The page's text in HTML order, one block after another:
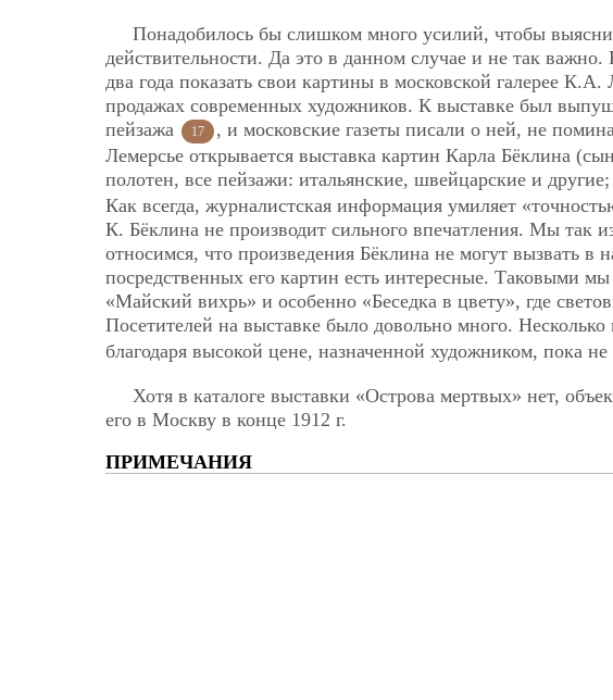
Понадобилось бы слишком много усилий, чтобы
действительности. Да это в данном случае и не так
два года показать свои картины в московской галерее
продажах современных художников. К выставке был
пейзажа
17
, и московские газеты писали о ней, не
Лемерсье открывается выставка картин Карла Бёклина
полотен, все пейзажи: итальянские, швейцарские и
Как всегда, журналистская информация умиляет
К. Бёклина не производит сильного впечатления. Мы так
относимся, что произведения Бёклина не могут вызвать в
посредственных его картин есть интересные. Таковыми
«Майский вихрь» и особенно «Беседка в цвету», где
Посетителей на выставке было довольно много.
благодаря высокой цене, назначенной художником, пока
Хотя в каталоге выставки «Острова мертвых» нет,
его в Москву в конце 1912 г.
ПРИМЕЧАНИЯ